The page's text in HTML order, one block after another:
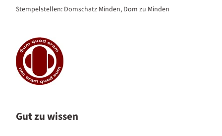
Stempelstellen: Domschatz Minden, Dom zu Minden
Gut zu wissen